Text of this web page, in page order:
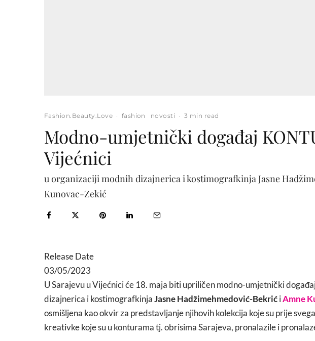
Fashion.Beauty.Love · fashion novosti · 3 min read
Modno-umjetnički događaj
Vijećnici
u organizaciji modnih dizajnerica i kostimografkinja Jasne
Kunovac-Zekić
Release Date
03/05/2023
U Sarajevu u Vijećnici će 18. maja biti upriličen modno-umjetnički
dizajnerica i kostimografkinjaJasne Hadžimehmedović-BekrićiAmne
osmišljena kao okvir za predstavljanje njihovih kolekcija koje su prije
kreativke koje su u konturama tj. obrisima Sarajeva, pronalazile i